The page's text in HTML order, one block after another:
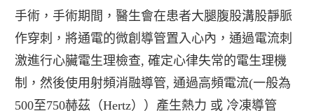
手術，手術期間，醫生會在患者大腿腹股溝股靜脈
作穿刺，將通電的微創導管置入心內，通過電流刺
激進行心臟電生理檢查, 確定心律失常的電生理機
制，然後使用射頻消融導管, 通過高頻電流(一般為
500至750赫茲（Hertz））產生熱力 或 冷凍導管